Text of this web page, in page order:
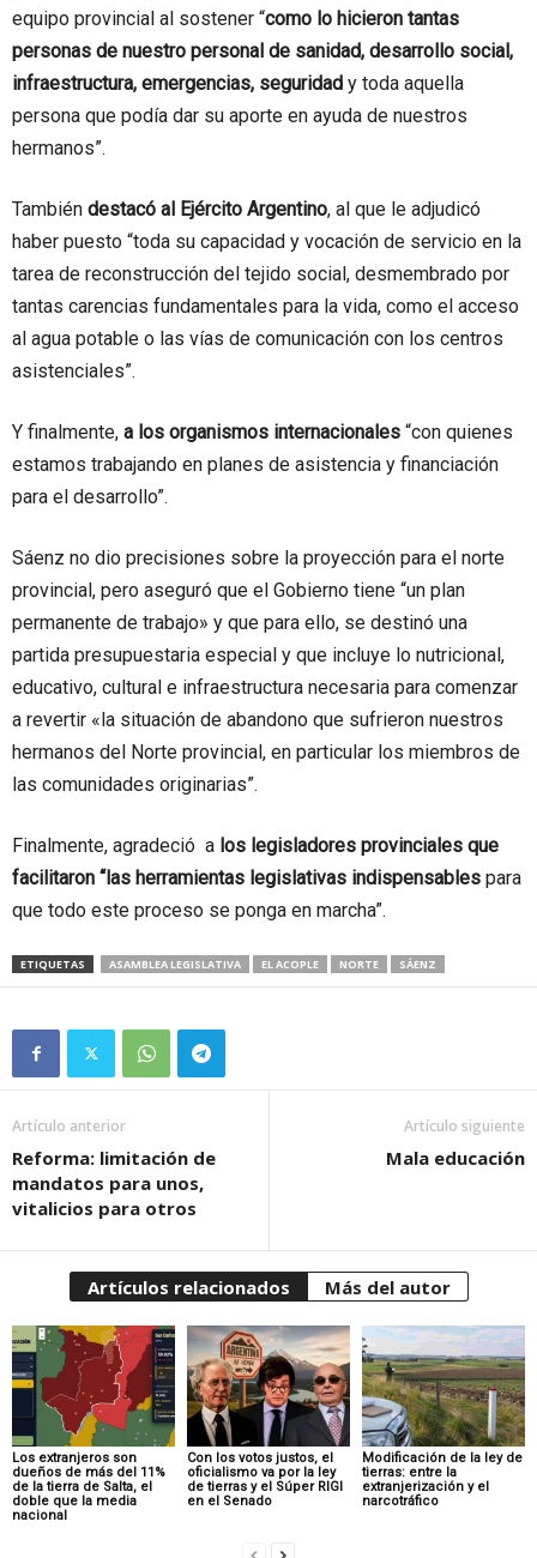
equipo provincial al sostener “como lo hicieron tantas
personas de nuestro personal de sanidad, desarrollo social,
infraestructura, emergencias, seguridad y toda aquella
persona que podía dar su aporte en ayuda de nuestros
hermanos”.
También destacó al Ejército Argentino, al que le adjudicó
haber puesto “toda su capacidad y vocación de servicio en la
tarea de reconstrucción del tejido social, desmembrado por
tantas carencias fundamentales para la vida, como el acceso
al agua potable o las vías de comunicación con los centros
asistenciales”.
Y finalmente, a los organismos internacionales “con quienes
estamos trabajando en planes de asistencia y financiación
para el desarrollo”.
Sáenz no dio precisiones sobre la proyección para el norte
provincial, pero aseguró que el Gobierno tiene “un plan
permanente de trabajo» y que para ello, se destinó una
partida presupuestaria especial y que incluye lo nutricional,
educativo, cultural e infraestructura necesaria para comenzar
a revertir «la situación de abandono que sufrieron nuestros
hermanos del Norte provincial, en particular los miembros de
las comunidades originarias”.
Finalmente, agradeció a los legisladores provinciales que
facilitaron “las herramientas legislativas indispensables para
que todo este proceso se ponga en marcha”.
ETIQUETAS ASAMBLEA LEGISLATIVA EL ACOPLE NORTE SÁENZ
Artículo anterior
Reforma: limitación de
mandatos para unos,
vitalicios para otros
Artículo siguiente
Mala educación
Artículos relacionados Más del autor
Los extranjeros son
dueños de más del 11%
de la tierra de Salta, el
doble que la media
nacional
Con los votos justos, el
oficialismo va por la ley
de tierras y el Súper RIGI
en el Senado
Modificación de la ley de
tierras: entre la
extranjerización y el
narcotráfico